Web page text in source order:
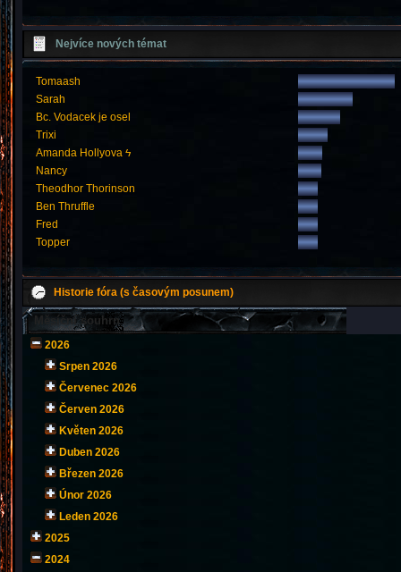
Nejvíce nových témat
Tomaash
Sarah
Bc. Vodacek je osel
Trixi
Amanda Hollyova ϟ
Nancy
Theodhor Thorinson
Ben Thruffle
Fred
Topper
Historie fóra (s časovým posunem)
Měsíční souhrn
2026
Srpen 2026
Červenec 2026
Červen 2026
Květen 2026
Duben 2026
Březen 2026
Únor 2026
Leden 2026
2025
2024